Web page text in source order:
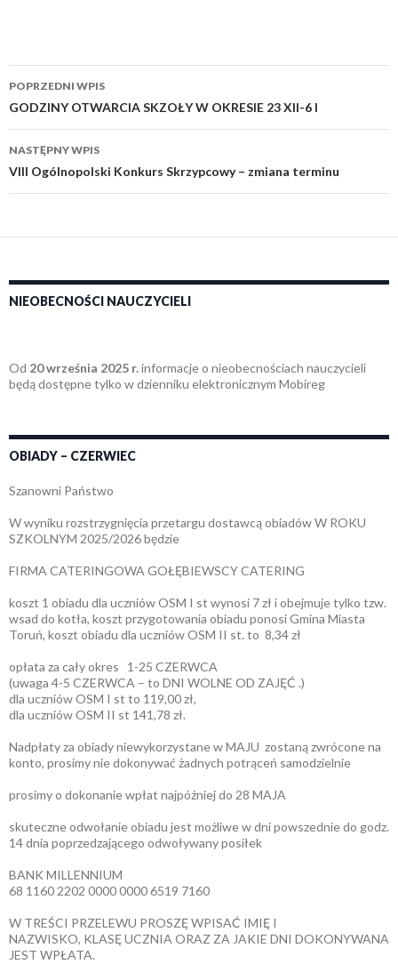
Zobacz
wpisy
POPRZEDNI WPIS
GODZINY OTWARCIA SKZOŁY W OKRESIE 23 XII-6 I
NASTĘPNY WPIS
VIII Ogólnopolski Konkurs Skrzypcowy – zmiana terminu
NIEOBECNOŚCI NAUCZYCIELI
Od 20 września 2025 r.informacje o nieobecnościach nauczycieli
będą dostępne tylko w dzienniku elektronicznym Mobireg
OBIADY – CZERWIEC
Szanowni Państwo
W wyniku rozstrzygnięcia przetargu dostawcą obiadów W ROKU
SZKOLNYM 2025/2026 będzie
FIRMA CATERINGOWA GOŁĘBIEWSCY CATERING
koszt 1 obiadu dla uczniów OSM I st wynosi 7 zł i obejmuje tylko tzw.
wsad do kotła, koszt przygotowania obiadu ponosi Gmina Miasta
Toruń, koszt obiadu dla uczniów OSM II st. to 8,34 zł
opłata za cały okres 1-25 CZERWCA
(uwaga 4-5 CZERWCA – to DNI WOLNE OD ZAJĘĆ .)
dla uczniów OSM I st to 119,00 zł,
dla uczniów OSM II st 141,78 zł.
Nadpłaty za obiady niewykorzystane w MAJU zostaną zwrócone na
konto, prosimy nie dokonywać żadnych potrąceń samodzielnie
prosimy o dokonanie wpłat najpóźniej do 28 MAJA
skuteczne odwołanie obiadu jest możliwe w dni powszednie do godz.
14 dnia poprzedzającego odwoływany posiłek
BANK MILLENNIUM
68 1160 2202 0000 0000 6519 7160
W TREŚCI PRZELEWU PROSZĘ WPISAĆ IMIĘ I
NAZWISKO, KLASĘ UCZNIA ORAZ ZA JAKIE DNI DOKONYWANA
JEST WPŁATA.